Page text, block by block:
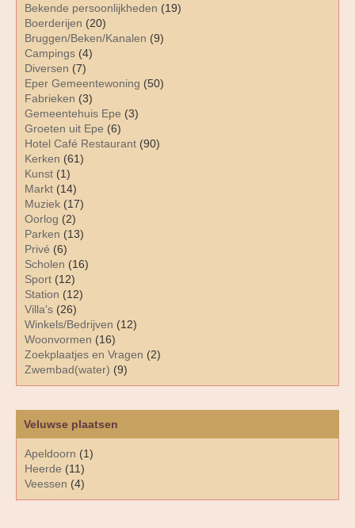
Bekende persoonlijkheden (19)
Boerderijen (20)
Bruggen/Beken/Kanalen (9)
Campings (4)
Diversen (7)
Eper Gemeentewoning (50)
Fabrieken (3)
Gemeentehuis Epe (3)
Groeten uit Epe (6)
Hotel Café Restaurant (90)
Kerken (61)
Kunst (1)
Markt (14)
Muziek (17)
Oorlog (2)
Parken (13)
Privé (6)
Scholen (16)
Sport (12)
Station (12)
Villa's (26)
Winkels/Bedrijven (12)
Woonvormen (16)
Zoekplaatjes en Vragen (2)
Zwembad(water) (9)
Veluwse plaatsen
Apeldoorn (1)
Heerde (11)
Veessen (4)